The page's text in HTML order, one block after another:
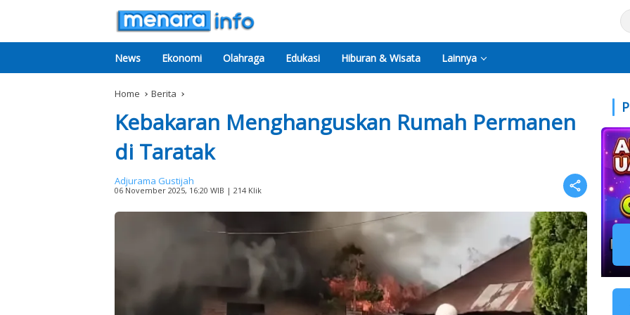
News Ekonomi Olahraga Edukasi Hiburan & Wisata Lainnya
Home Berita
Kebakaran Menghanguskan Rumah Permanen
di Taratak
Adjurama Gustijah
06 November 2025, 16:20 WIB | 214 Klik